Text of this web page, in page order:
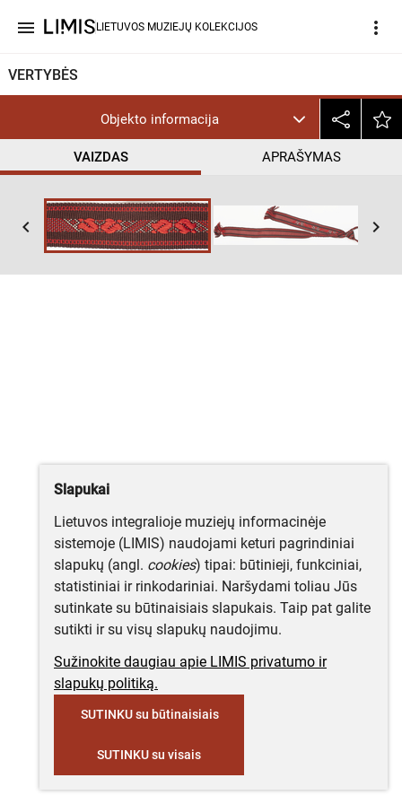
menu LIETUVOS MUZIEJŲ KOLEKCIJOS more_vert
VERTYBĖS
Objekto informacija
VAIZDAS APRAŠYMAS
keyboard_arrow_left keyboard_arrow_right
Slapukai
Lietuvos integralioje muziejų informacinėje
sistemoje (LIMIS) naudojami keturi pagrindiniai
slapukų (angl. cookies) tipai: būtinieji, funkciniai,
statistiniai ir rinkodariniai. Naršydami toliau Jūs
sutinkate su būtinaisiais slapukais. Taip pat galite
sutikti ir su visų slapukų naudojimu.
Sužinokite daugiau apie LIMIS privatumo ir
slapukų politiką.
SUTINKU su būtinaisiais
SUTINKU su visais